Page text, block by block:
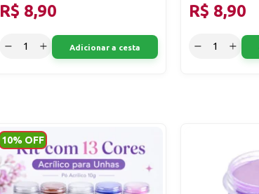
R$ 8,90
Adicionar a cesta
R$ 8,90
10% OFF